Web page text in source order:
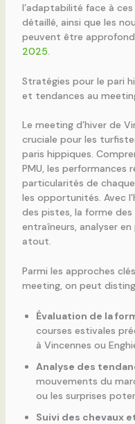
l’adaptabilité face à
détaillé, ainsi que les
peuvent être
2025.
Stratégies pour le pari
et tendances au
Le meeting d’hiver de
cruciale pour les
paris hippiques.
PMU, les performances
particularités de
les opportunités. Avec
des pistes, la forme
entraîneurs, analyser
atout.
Parmi les approches
meeting, on peut
Évaluation de la
courses estivales
à Vincennes ou
Analyse des
mouvements du
ou les surprises
Suivi des chevaux